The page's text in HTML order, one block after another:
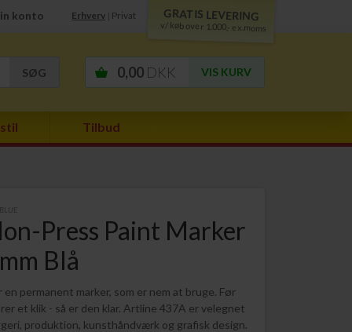
konto Erhverv Privat GRATIS LEVERING
v/ køb over 1.000,- ex.moms
VIS KURV
0,00 DKK
Tilbud
Press Paint Marker
Blå
permanent marker, som er nem at bruge. Før
et klik - så er den klar. Artline 437A er velegnet
produktion, kunsthåndværk og grafisk design.